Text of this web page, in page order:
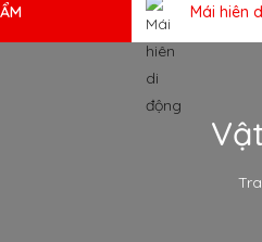
Mái hiên